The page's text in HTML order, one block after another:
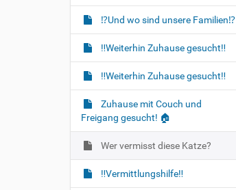
⁉️Und wo sind unsere Familien⁉️
‼️Weiterhin Zuhause gesucht‼️
‼️Weiterhin Zuhause gesucht‼️
Zuhause mit Couch und
Freigang gesucht! 🏠
Wer vermisst diese Katze?
‼️Vermittlungshilfe‼️